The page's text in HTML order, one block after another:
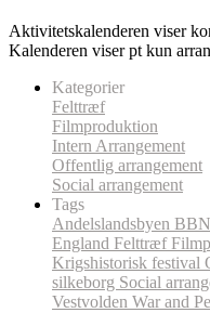
Aktivitetskalenderen viser
Kalenderen viser pt kun
Kategorier
Felttræf
Filmproduktion
Intern Arrangement
Offentlig arrangement
Social arrangement
Tags
Andelslandsbyen BBN
England Felttræf
Krigshistorisk festival
silkeborg Social
Vestvolden War and